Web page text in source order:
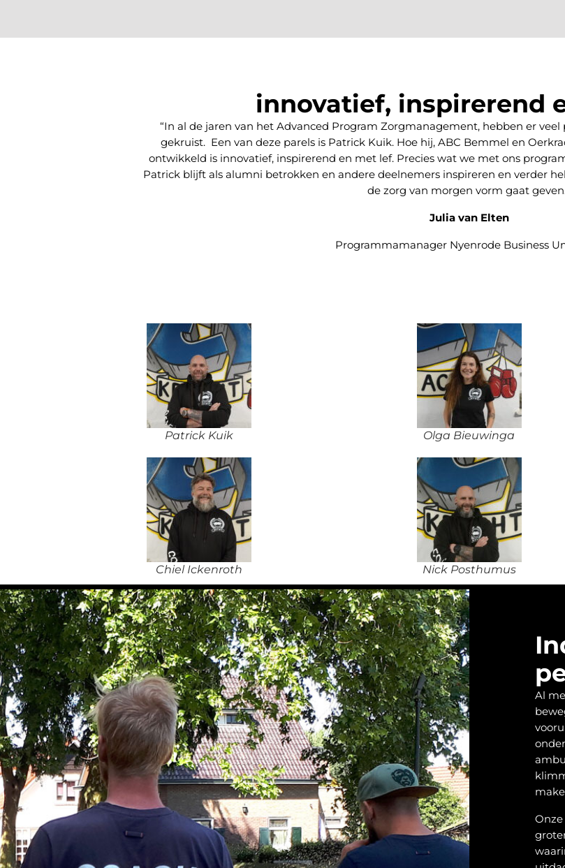
innovatief, inspirerend
“In al de jaren van het Advanced Program Zorgmanagement, hebben er
gekruist. Een van deze parels is Patrick Kuik. Hoe hij, ABC Bemmel en
ontwikkeld is innovatief, inspirerend en met lef. Precies wat we met ons
Patrick blijft als alumni betrokken en andere deelnemers inspireren en verder
de zorg van morgen vorm gaat
Julia van Elten
Programmamanager Nyenrode Business
Patrick Kuik Olga Bieuwinga
Chiel Ickenroth Nick Posthumus
Al